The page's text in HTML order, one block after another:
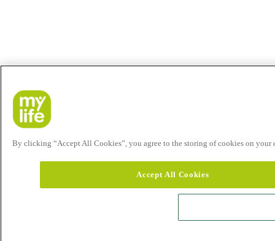
By clicking “Accept All Cookies”, you agree to the storing of cookies on your
Accept All Cookies